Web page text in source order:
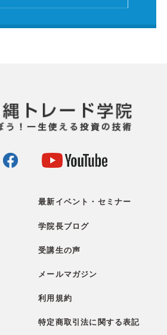
最新イベント・セミナー
学院長ブログ
受講生の声
メールマガジン
利用規約
特定商取引法に関する表記